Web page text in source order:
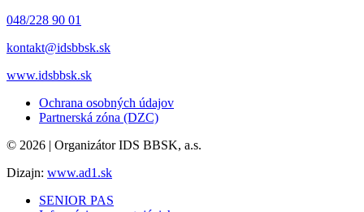
048/228 90 01
kontakt@idsbbsk.sk
www.idsbbsk.sk
Ochrana osobných údajov
Partnerská zóna (DZC)
© 2026 | Organizátor IDS BBSK, a.s.
Dizajn: www.ad1.sk
SENIOR PAS